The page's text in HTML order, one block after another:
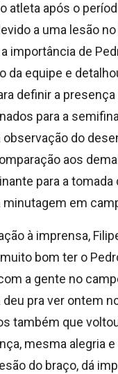
atleta após o
a uma lesão no
importância de
da equipe e
definir a
para a
observação do
aos
para a tomada
em
à imprensa,
bom ter o
a gente no
pra ver ontem
também que
mesma alegria
do braço, dá